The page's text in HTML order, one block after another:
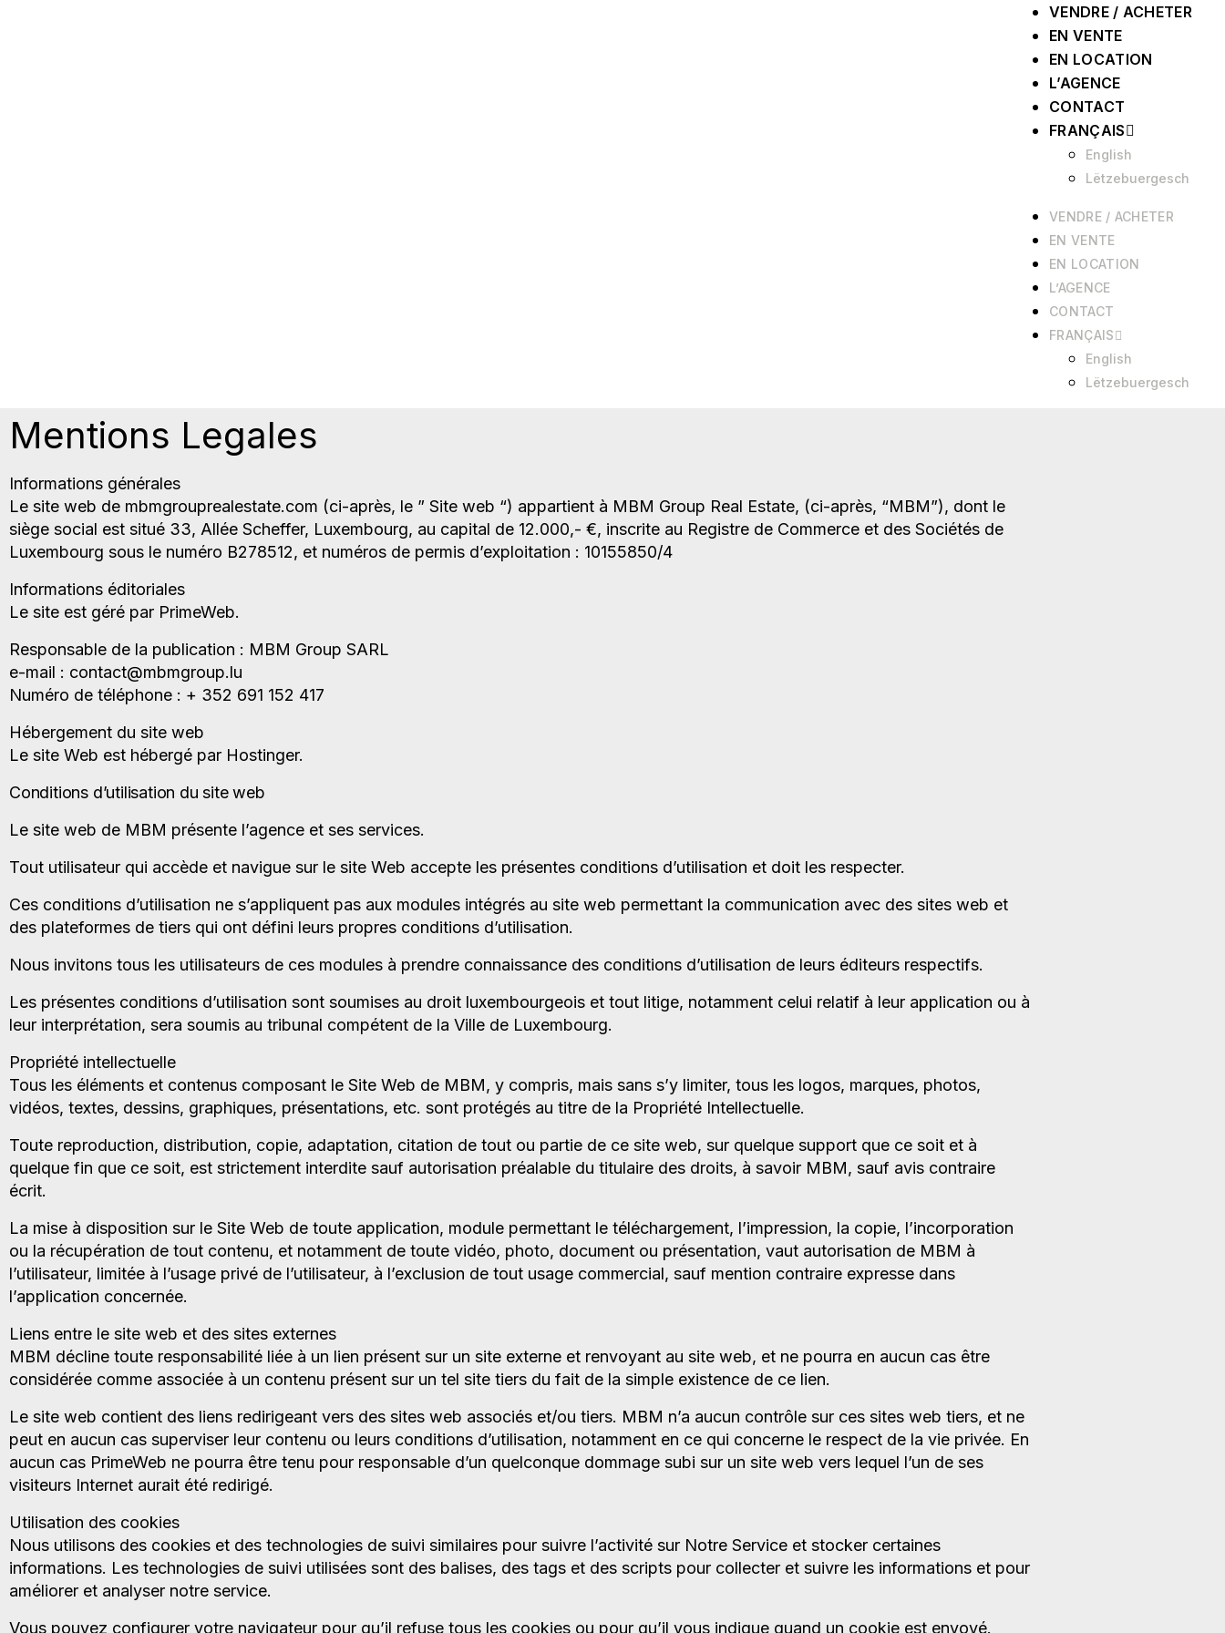
VENDRE / ACHETER
EN VENTE
EN LOCATION
L’AGENCE
CONTACT
FRANÇAIS
English
Lëtzebuergesch
VENDRE / ACHETER
EN VENTE
EN LOCATION
L’AGENCE
CONTACT
FRANÇAIS
English
Lëtzebuergesch
Mentions Legales
Informations générales
Le site web de mbmgrouprealestate.com (ci-après, le ” Site web “) appartient à MBM Group Real Estate, (ci-après, “MBM”), dont le
siège social est situé 33, Allée Scheffer, Luxembourg, au capital de 12.000,- €, inscrite au Registre de Commerce et des Sociétés de
Luxembourg sous le numéro B278512, et numéros de permis d’exploitation : 10155850/4
Informations éditoriales
Le site est géré par PrimeWeb.
Responsable de la publication : MBM Group SARL
e-mail : contact@mbmgroup.lu
Numéro de téléphone : + 352 691 152 417
Hébergement du site web
Le site Web est hébergé par Hostinger.
Conditions d’utilisation du site web
Le site web de MBM présente l’agence et ses services.
Tout utilisateur qui accède et navigue sur le site Web accepte les présentes conditions d’utilisation et doit les respecter.
Ces conditions d’utilisation ne s’appliquent pas aux modules intégrés au site web permettant la communication avec des sites web et
des plateformes de tiers qui ont défini leurs propres conditions d’utilisation.
Nous invitons tous les utilisateurs de ces modules à prendre connaissance des conditions d’utilisation de leurs éditeurs respectifs.
Les présentes conditions d’utilisation sont soumises au droit luxembourgeois et tout litige, notamment celui relatif à leur application ou à
leur interprétation, sera soumis au tribunal compétent de la Ville de Luxembourg.
Propriété intellectuelle
Tous les éléments et contenus composant le Site Web de MBM, y compris, mais sans s’y limiter, tous les logos, marques, photos,
vidéos, textes, dessins, graphiques, présentations, etc. sont protégés au titre de la Propriété Intellectuelle.
Toute reproduction, distribution, copie, adaptation, citation de tout ou partie de ce site web, sur quelque support que ce soit et à
quelque fin que ce soit, est strictement interdite sauf autorisation préalable du titulaire des droits, à savoir MBM, sauf avis contraire
écrit.
La mise à disposition sur le Site Web de toute application, module permettant le téléchargement, l’impression, la copie, l’incorporation
ou la récupération de tout contenu, et notamment de toute vidéo, photo, document ou présentation, vaut autorisation de MBM à
l’utilisateur, limitée à l’usage privé de l’utilisateur, à l’exclusion de tout usage commercial, sauf mention contraire expresse dans
l’application concernée.
Liens entre le site web et des sites externes
MBM décline toute responsabilité liée à un lien présent sur un site externe et renvoyant au site web, et ne pourra en aucun cas être
considérée comme associée à un contenu présent sur un tel site tiers du fait de la simple existence de ce lien.
Le site web contient des liens redirigeant vers des sites web associés et/ou tiers. MBM n’a aucun contrôle sur ces sites web tiers, et ne
peut en aucun cas superviser leur contenu ou leurs conditions d’utilisation, notamment en ce qui concerne le respect de la vie privée. En
aucun cas PrimeWeb ne pourra être tenu pour responsable d’un quelconque dommage subi sur un site web vers lequel l’un de ses
visiteurs Internet aurait été redirigé.
Utilisation des cookies
Nous utilisons des cookies et des technologies de suivi similaires pour suivre l’activité sur Notre Service et stocker certaines
informations. Les technologies de suivi utilisées sont des balises, des tags et des scripts pour collecter et suivre les informations et pour
améliorer et analyser notre service.
Vous pouvez configurer votre navigateur pour qu’il refuse tous les cookies ou pour qu’il vous indique quand un cookie est envoyé.